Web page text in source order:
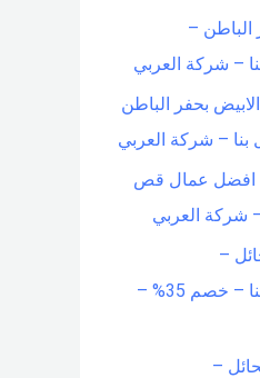
–
بحفر الباطن
افضل عمال قص
– شركة العربي
–
0551154864 اتصل بنا – خصم 35% –
–